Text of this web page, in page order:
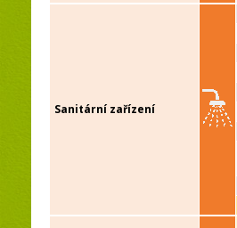
Sanitární zařízení